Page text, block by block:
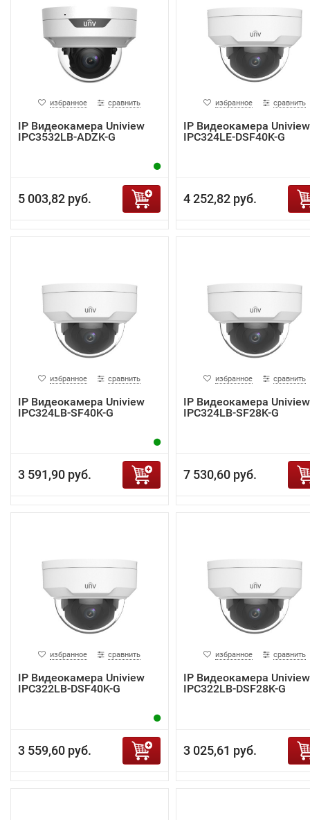
избранное сравнить
IP Видеокамера Uniview
IPC3532LB-ADZK-G
5 003,82 руб.
избранное сравнить
IP Видеокамера Uniview
IPC324LE-DSF40K-G
4 252,82 руб.
избранное сравнить
IP Видеокамера Uniview
IPC324LB-SF40K-G
3 591,90 руб.
избранное сравнить
IP Видеокамера Uniview
IPC324LB-SF28K-G
7 530,60 руб.
избранное сравнить
IP Видеокамера Uniview
IPC322LB-DSF40K-G
3 559,60 руб.
избранное сравнить
IP Видеокамера Uniview
IPC322LB-DSF28K-G
3 025,61 руб.